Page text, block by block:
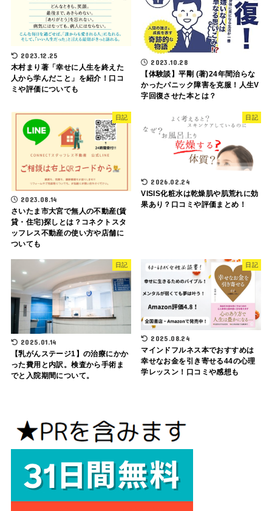
2023.12.25
木村まり著「幸せに人生を終えた
人から学んだこと」を紹介！口コ
ミや評価についても
2023.10.28
【体験談】平剛 (著)24年間治らな
かったパニック障害を克服！人生V
字回復させた本とは？
日記
2023.08.14
さいたま市大宮で無人の不動産(賃
貸・住宅)探しとは？コネクトスタ
ッフレス不動産の使い方や店舗に
ついても
日記
2026.02.24
VISIS化粧水は乾燥肌や肌荒れに効
果あり？口コミや評価まとめ！
日記
2025.01.14
【乳がんステージ1】の治療にかか
った費用と内訳。検査から手術ま
でと入院期間について。
日記
2025.08.24
マインドフルネス本でおすすめは
幸せなお金を引き寄せる44の心理
学レッスン！口コミや感想も